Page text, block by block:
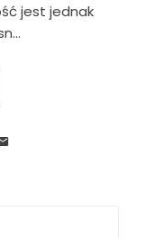
jest jednak